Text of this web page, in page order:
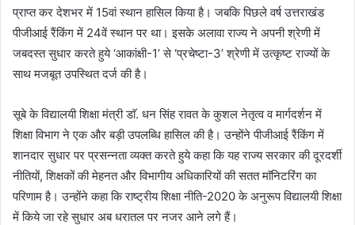
प्राप्त कर देशभर में 15वां स्थान हासिल किया है। जबकि पिछले वर्ष उत्तराखंड
पीजीआई रैंकिंग में 24वें स्थान पर था। इसके अलावा राज्य ने अपनी श्रेणी में
जबदस्त सुधार करते हुये ‘आकांक्षी-1’ से ‘प्रचेष्टा-3’ श्रेणी में उत्कृष्ट राज्यों के
साथ मजबूत उपस्थित दर्ज की है।
सूबे के विद्यालयी शिक्षा मंत्री डाॅ. धन सिंह रावत के कुशल नेतृत्व व मार्गदर्शन में
शिक्षा विभाग ने एक और बड़ी उपलब्धि हासिल की है। उन्होंने पीजीआई रैंकिंग में
शानदार सुधार पर प्रसन्नता व्यक्त करते हुये कहा कि यह राज्य सरकार की दूरदर्शी
नीतियों, शिक्षकों की मेहनत और विभागीय अधिकारियों की सतत माॅनिटरिंग का
परिणाम है। उन्होंने कहा कि राष्ट्रीय शिक्षा नीति-2020 के अनुरूप विद्यालयी शिक्षा
में किये जा रहे सुधार अब धरातल पर नजर आने लगे हैं।